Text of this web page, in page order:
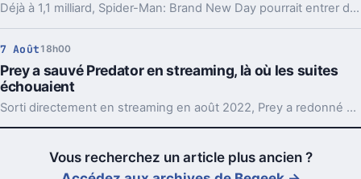
Déjà à 1,1 milliard, Spider-Man: Brand New Day pourrait entrer dans le cercle minuscule des films à 2 milliards. Et son calendrier l’aide beaucoup.
7 Août 18h00
Prey a sauvé Predator en streaming, là où les suites
échouaient
Sorti directement en streaming en août 2022, Prey a redonné un cap à Predator. Son idée simple, remonter en 1719, a réveillé une saga à bout de souffle.
Vous recherchez un article plus ancien ?